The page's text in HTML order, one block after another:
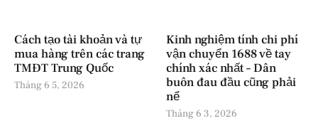
Cách tạo tài khoản và tự
mua hàng trên các trang
TMĐT Trung Quốc
Tháng 6 5, 2026
Kinh nghiệm tính chi phí
vận chuyển 1688 về tay
chính xác nhất – Dân
buôn đau đầu cũng phải
nể
Tháng 6 3, 2026